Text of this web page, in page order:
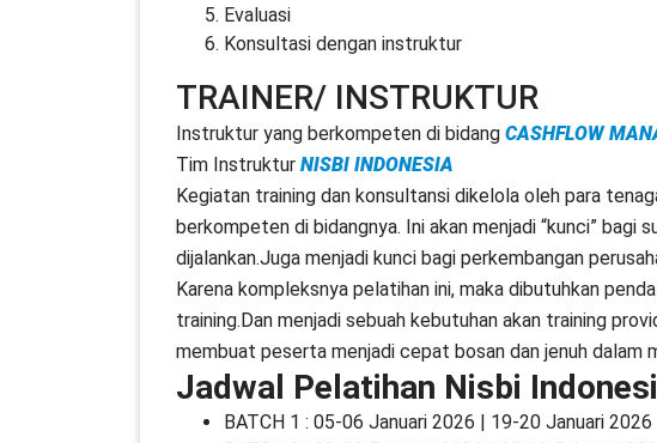
Evaluasi
Konsultasi dengan instruktur
TRAINER/ INSTRUKTUR
Instruktur yang berkompeten di bidang CASHFLOW
Tim Instruktur NISBI INDONESIA
Kegiatan training dan konsultansi dikelola oleh para
berkompeten di bidangnya. Ini akan menjadi “kunci”
dijalankan.Juga menjadi kunci bagi perkembangan
Karena kompleksnya pelatihan ini, maka dibutuhkan
training.Dan menjadi sebuah kebutuhan akan training
membuat peserta menjadi cepat bosan dan jenuh dalam
Jadwal Pelatihan Nisbi
BATCH 1 : 05-06 Januari 2026 | 19-20 Januari 2026